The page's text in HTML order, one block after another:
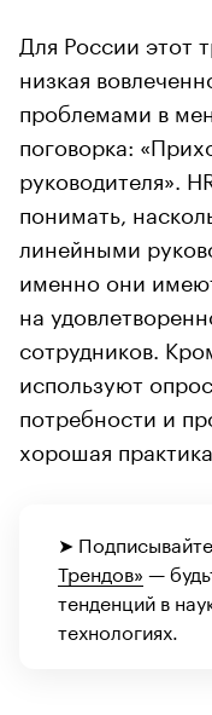
Для России этот
низкая
проблемами в
поговорка:
руководителя».
понимать,
линейными
именно они
на
сотрудников.
используют
потребности и
хорошая
➤
Трендов» —
тенденций в
технологиях.